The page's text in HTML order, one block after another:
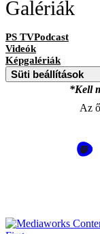
Galériák
PS TVPodcast
Videók
Képgalériák
Süti beállítások
*Kell
Az